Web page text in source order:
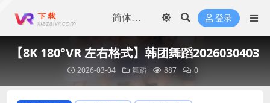
登录
【8K 180°VR 左右格式】韩团舞蹈2026030403
2026-03-04 舞蹈 887 0